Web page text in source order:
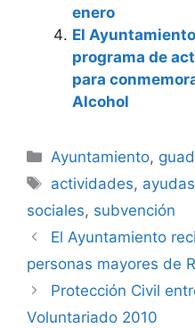
enero
El
programa de
para
Alcohol
Categorías
Ayuntamiento,
Etiquetas
actividades, ayudas
sociales, subvención
El Ayuntamiento
personas mayores de
Protección Civil
Voluntariado 2010